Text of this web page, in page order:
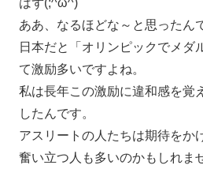
ああ、なるほどな～と思ったん
日本だと「オリンピックでメダ
て激励多いですよね。
私は長年この激励に違和感を覚
したんです。
アスリートの人たちは期待をか
奮い立つ人も多いのかもしれま